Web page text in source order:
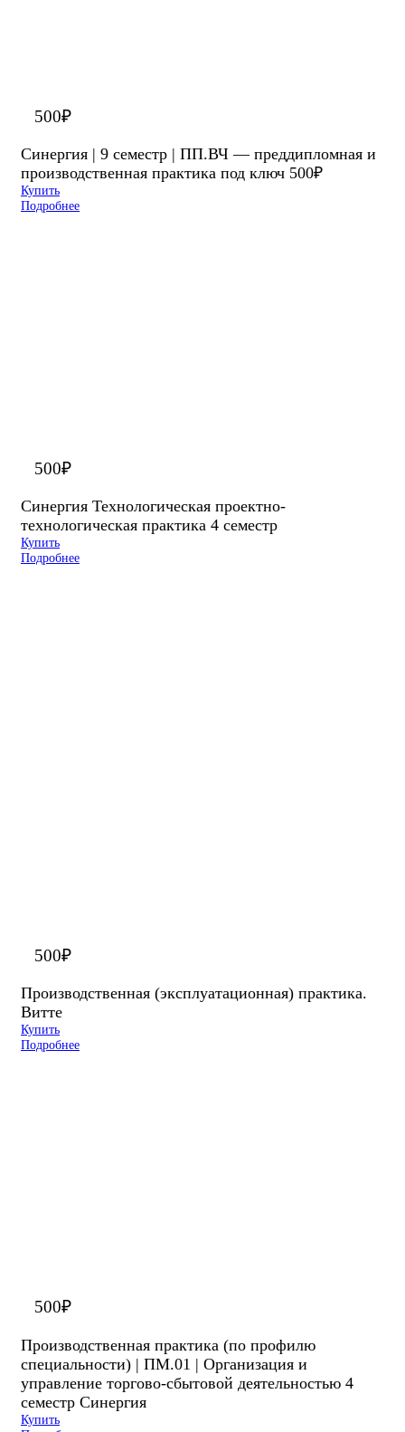
500₽
Синергия | 9 семестр | ПП.ВЧ — преддипломная и
производственная практика под ключ 500₽
Купить
Подробнее
500₽
Синергия Технологическая проектно-
технологическая практика 4 семестр
Купить
Подробнее
500₽
Производственная (эксплуатационная) практика.
Витте
Купить
Подробнее
500₽
Производственная практика (по профилю
специальности) | ПМ.01 | Организация и
управление торгово-сбытовой деятельностью 4
семестр Синергия
Купить